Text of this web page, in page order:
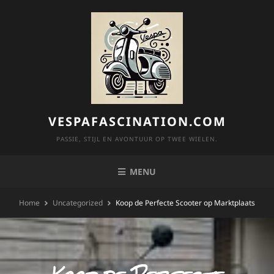
VESPAFASCINATION.COM
PASSIE, STIJL EN AVONTUUR OP TWEE WIELEN.
MENU
Home Uncategorized Koop de Perfecte Scooter op Marktplaats